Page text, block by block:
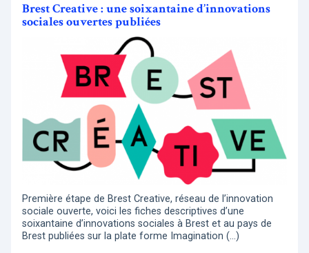
Brest Creative : une soixantaine d’innovations
sociales ouvertes publiées
Première étape de Brest Creative, réseau de l’innovation
sociale ouverte, voici les fiches descriptives d’une
soixantaine d’innovations sociales à Brest et au pays de
Brest publiées sur la plate forme Imagination (…)